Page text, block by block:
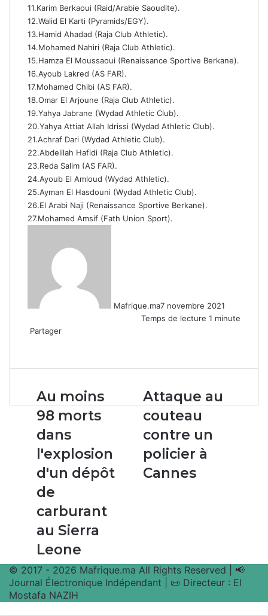
11.Karim Berkaoui (Raid/Arabie Saoudite).
12.Walid El Karti (Pyramids/EGY).
13.Hamid Ahadad (Raja Club Athletic).
14.Mohamed Nahiri (Raja Club Athletic).
15.Hamza El Moussaoui (Renaissance Sportive Berkane).
16.Ayoub Lakred (AS FAR).
17.Mohamed Chibi (AS FAR).
18.Omar El Arjoune (Raja Club Athletic).
19.Yahya Jabrane (Wydad Athletic Club).
20.Yahya Attiat Allah Idrissi (Wydad Athletic Club).
21.Achraf Dari (Wydad Athletic Club).
22.Abdelilah Hafidi (Raja Club Athletic).
23.Reda Salim (AS FAR).
24.Ayoub El Amloud (Wydad Athletic).
25.Ayman El Hasdouni (Wydad Athletic Club).
26.El Arabi Naji (Renaissance Sportive Berkane).
27.Mohamed Amsif (Fath Union Sport).
Mafrique.ma7 novembre 2021
Temps de lecture 1 minute
Partager
email
Au
moins
98
morts
dans
l'explosion
d'un
dépôt
de
carburant
au
Sierra
Leone
Au moins
98 morts
dans
l'explosion
d'un dépôt
de
carburant
au Sierra
Leone
Attaque
au
couteau
contre
un
policier
à
Cannes
Attaque au
couteau
contre un
policier à
Cannes
© 2017 - 2026 Mafrique.ma All Rights Reserved | 📢
Journal Électronique Indépendant | 📜 Directeur : El
Mostafa NAZIH